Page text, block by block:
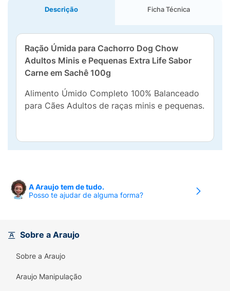
Descrição Ficha Técnica
Ração Úmida para Cachorro Dog Chow
Adultos Minis e Pequenas Extra Life Sabor
Carne em Sachê 100g
Alimento Úmido Completo 100% Balanceado
para Cães Adultos de raças minis e pequenas.
A Araujo tem de tudo.
Posso te ajudar de alguma forma?
Sobre a Araujo
Sobre a Araujo
Araujo Manipulação